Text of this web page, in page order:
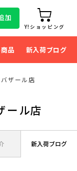
加
Y!ショッピング
品 新入荷ブログ
ザール店
ール店
新入荷ブログ